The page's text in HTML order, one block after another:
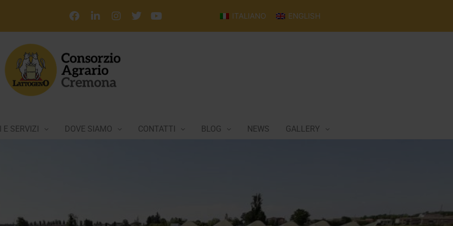
ITALIANO ENGLISH
E SERVIZI DOVE SIAMO CONTATTI BLOG NEWS GALLERY